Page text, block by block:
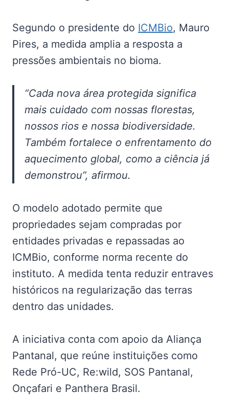
Segundo o presidente do ICMBio, Mauro
Pires, a medida amplia a resposta a
pressões ambientais no bioma.
“Cada nova área protegida significa
mais cuidado com nossas florestas,
nossos rios e nossa biodiversidade.
Também fortalece o enfrentamento do
aquecimento global, como a ciência já
demonstrou”, afirmou.
O modelo adotado permite que
propriedades sejam compradas por
entidades privadas e repassadas ao
ICMBio, conforme norma recente do
instituto. A medida tenta reduzir entraves
históricos na regularização das terras
dentro das unidades.
A iniciativa conta com apoio da Aliança
Pantanal, que reúne instituições como
Rede Pró-UC, Re:wild, SOS Pantanal,
Onçafari e Panthera Brasil.